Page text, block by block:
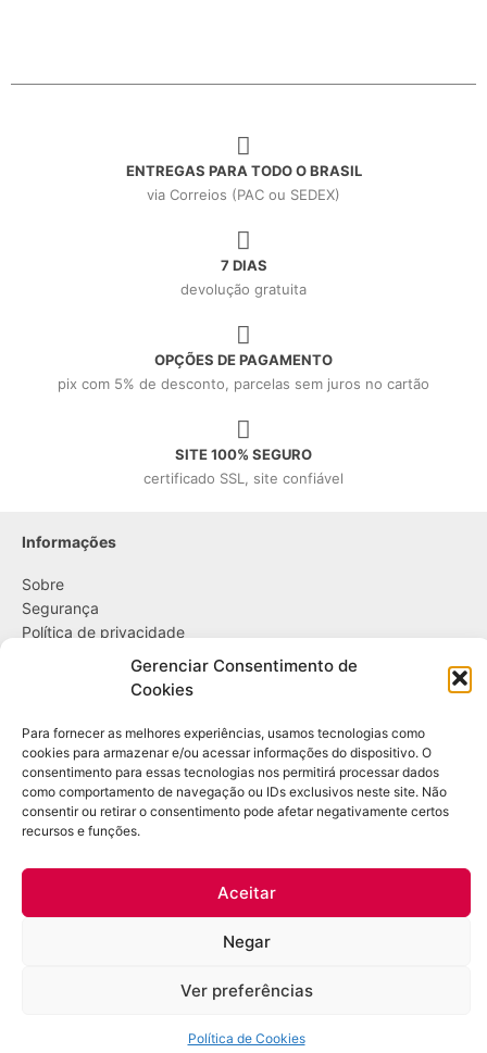
Gerenciar Consentimento de
Cookies
Para fornecer as melhores experiências, usamos tecnologias como
cookies para armazenar e/ou acessar informações do dispositivo. O
consentimento para essas tecnologias nos permitirá processar dados
como comportamento de navegação ou IDs exclusivos neste site. Não
consentir ou retirar o consentimento pode afetar negativamente certos
recursos e funções.
Aceitar
Negar
Ver preferências
Política de Cookies
ENTREGAS PARA TODO O BRASIL
via Correios (PAC ou SEDEX)
7 DIAS
devolução gratuita
OPÇÕES DE PAGAMENTO
pix com 5% de desconto, parcelas sem juros no cartão
SITE 100% SEGURO
certificado SSL, site confiável
Informações
Sobre
Segurança
Política de privacidade
Política de cookies
Entregas
Trocas e devoluções
Opções de pagamento
WhatsApp: (21) 98361-1509
E-mail:
12 – Rua Ubiraci, 545 / 102 – Higienópolis – Rio de Janeiro/RJ